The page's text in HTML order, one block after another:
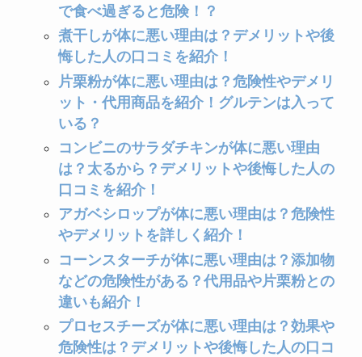
で食べ過ぎると危険！？
煮干しが体に悪い理由は？デメリットや後
悔した人の口コミを紹介！
片栗粉が体に悪い理由は？危険性やデメリ
ット・代用商品を紹介！グルテンは入って
いる？
コンビニのサラダチキンが体に悪い理由
は？太るから？デメリットや後悔した人の
口コミを紹介！
アガベシロップが体に悪い理由は？危険性
やデメリットを詳しく紹介！
コーンスターチが体に悪い理由は？添加物
などの危険性がある？代用品や片栗粉との
違いも紹介！
プロセスチーズが体に悪い理由は？効果や
危険性は？デメリットや後悔した人の口コ